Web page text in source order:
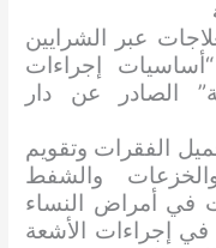
عبر الشرايين
إجراءات
الصادر عن دار
الفقرات وتقويم
والشفط
في أمراض النساء
في إجراءات الأشعة